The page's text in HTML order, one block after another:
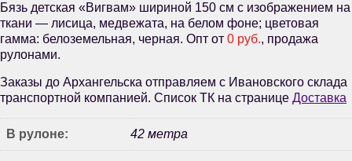
Бязь детская «Вигвам» шириной 150 см с изображением на
ткани — лисица, медвежата, на белом фоне; цветовая
гамма: белоземельная, черная. Опт от 0 руб., продажа
рулонами.
Заказы до Архангельска отправляем с Ивановского склада
транспортной компанией. Список ТК на странице Доставка
В рулоне: 42 метра